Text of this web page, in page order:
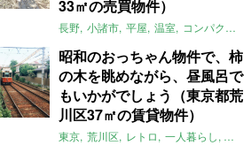
33㎡の売買物件）
長野 小諸市 平屋 温室 コンパクト
昭和のおっちゃん物件で、柿
の木を眺めながら、昼風呂で
もいかがでしょう（東京都荒
川区37㎡の賃貸物件）
東京 荒川区 レトロ 一人暮らし タイル